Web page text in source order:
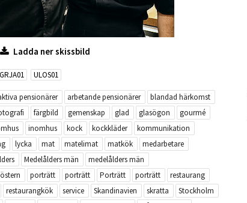
Ladda ner skissbild
GRJA01 ULOS01
pensionärer arbetande pensionärer
blandad härkomst
färgbild gemenskap glad glasögon
gourmé
inomhus kock kockkläder
kommunikation
lycka mat matelimat matkök
medarbetare
Medelålders män
medelålders män
porträtt porträtt Porträtt porträtt
restaurang
restaurangkök service Skandinavien skratta
Stockholm